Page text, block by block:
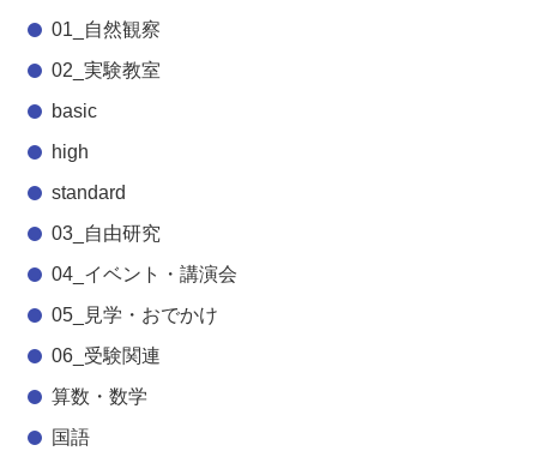
01_自然観察
02_実験教室
basic
high
standard
03_自由研究
04_イベント・講演会
05_見学・おでかけ
06_受験関連
算数・数学
国語